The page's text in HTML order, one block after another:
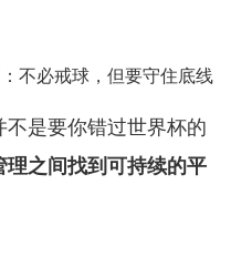
不必戒球，但要守住底线
是要你错过世界杯的
之间找到可持续的平